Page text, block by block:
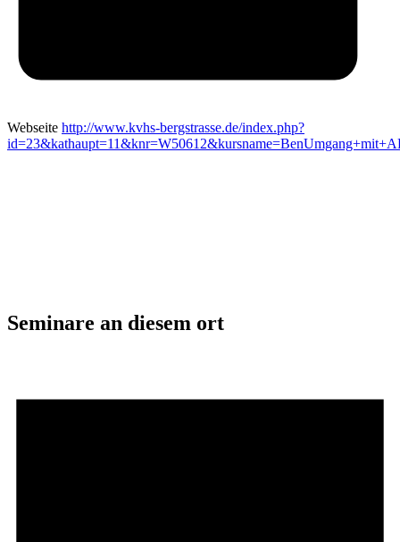
Webseite http://www.kvhs-bergstrasse.de/index.php?
Seminare an diesem ort